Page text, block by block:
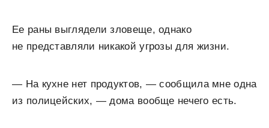
Ее раны выглядели зловеще, однако
не представляли никакой угрозы для жизни.
— На кухне нет продуктов, — сообщила мне одна
из полицейских, — дома вообще нечего есть.